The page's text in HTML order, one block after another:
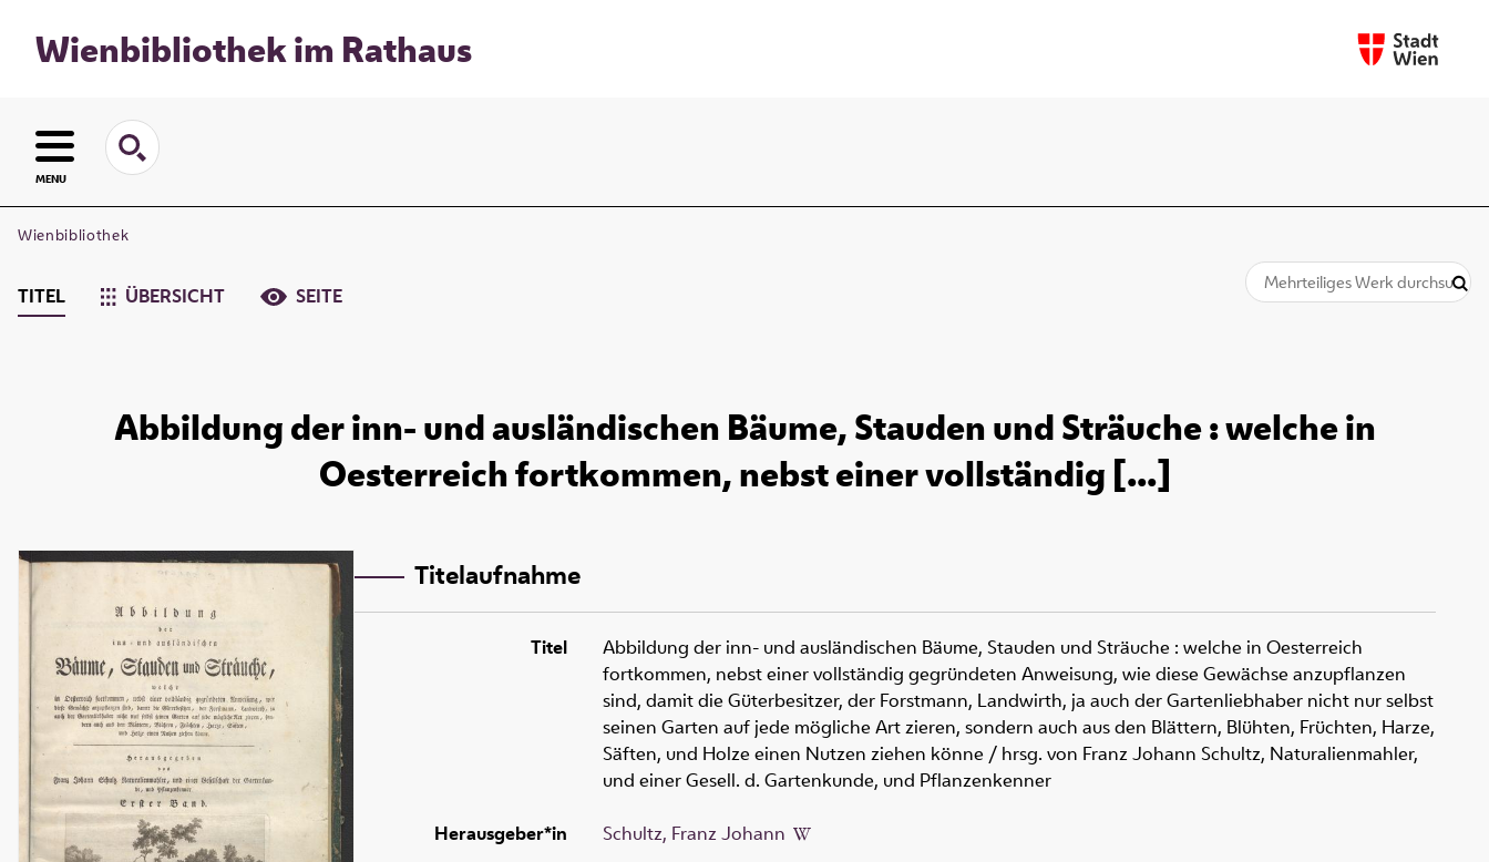
Wienbibliothek im Rathaus
MENU
Wienbibliothek
TITEL ÜBERSICHT SEITE
Abbildung der inn- und ausländischen Bäume, Stauden und Sträuche : welche in
Oesterreich fortkommen, nebst einer vollständig [...]
Titelaufnahme
Titel Abbildung der inn- und ausländischen Bäume, Stauden und Sträuche : welche in Oesterreich
fortkommen, nebst einer vollständig gegründeten Anweisung, wie diese Gewächse anzupflanzen
sind, damit die Güterbesitzer, der Forstmann, Landwirth, ja auch der Gartenliebhaber nicht nur selbst
seinen Garten auf jede mögliche Art zieren, sondern auch aus den Blättern, Blühten, Früchten, Harze,
Säften, und Holze einen Nutzen ziehen könne / hrsg. von Franz Johann Schultz, Naturalienmahler,
und einer Gesell. d. Gartenkunde, und Pflanzenkenner
Herausgeber*in
Schultz, Franz Johann